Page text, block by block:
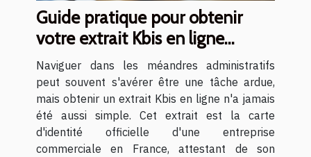
Guide pratique pour obtenir
votre extrait Kbis en ligne
rapidement
Naviguer dans les méandres administratifs
peut souvent s'avérer être une tâche ardue,
mais obtenir un extrait Kbis en ligne n'a jamais
été aussi simple. Cet extrait est la carte
d'identité officielle d'une entreprise
commerciale en France, attestant de son